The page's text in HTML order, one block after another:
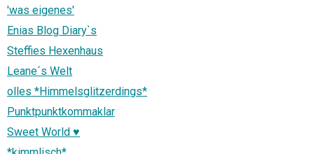
'was eigenes'
Enias Blog Diary`s
Steffies Hexenhaus
Leane´s Welt
olles *Himmelsglitzerdings*
Punktpunktkommaklar
Sweet World ♥